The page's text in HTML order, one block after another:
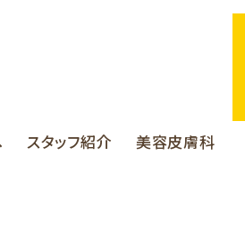
スタッフ紹介 美容皮膚科